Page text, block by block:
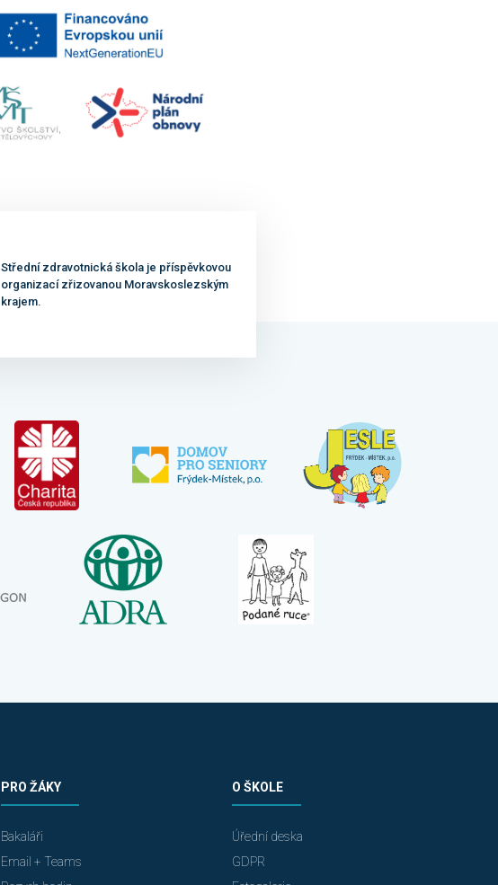
Střední zdravotnická škola je příspěvkovou
organizací zřizovanou Moravskoslezským
krajem.
PRO ŽÁKY
Bakaláři
Email + Teams
O ŠKOLE
Úřední deska
GDPR